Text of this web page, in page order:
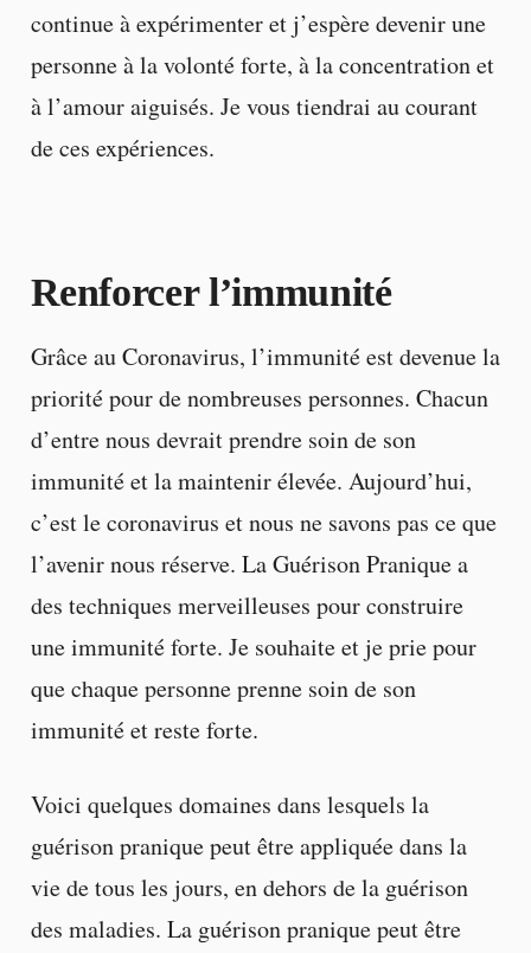
continue à expérimenter et j’espère devenir une
personne à la volonté forte, à la concentration et
à l’amour aiguisés. Je vous tiendrai au courant
de ces expériences.
Renforcer l’immunité
Grâce au Coronavirus, l’immunité est devenue la
priorité pour de nombreuses personnes. Chacun
d’entre nous devrait prendre soin de son
immunité et la maintenir élevée. Aujourd’hui,
c’est le coronavirus et nous ne savons pas ce que
l’avenir nous réserve. La Guérison Pranique a
des techniques merveilleuses pour construire
une immunité forte. Je souhaite et je prie pour
que chaque personne prenne soin de son
immunité et reste forte.
Voici quelques domaines dans lesquels la
guérison pranique peut être appliquée dans la
vie de tous les jours, en dehors de la guérison
des maladies. La guérison pranique peut être